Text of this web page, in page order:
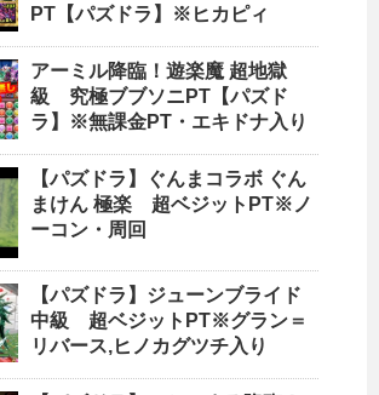
PT【パズドラ】※ヒカピィ
アーミル降臨！遊楽魔 超地獄
級 究極ブブソニPT【パズド
ラ】※無課金PT・エキドナ入り
【パズドラ】ぐんまコラボ ぐん
まけん 極楽 超ベジットPT※ノ
ーコン・周回
【パズドラ】ジューンブライド
中級 超ベジットPT※グラン＝
リバース,ヒノカグツチ入り